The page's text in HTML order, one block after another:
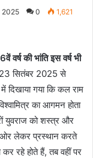
2025 0 1,621
वर्ष की भांति इस वर्ष भी
सितंबर 2025 से
दिखाया गया कि कल राम
का आगमन होता
युवराज को शस्त्र और
लेकर प्रस्थान करते
कर रहे होते हैं, तब वहीं पर